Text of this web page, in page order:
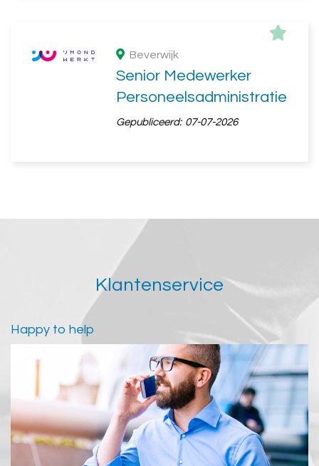
Beverwijk
Senior Medewerker
Personeelsadministratie
Gepubliceerd: 07-07-2026
Klantenservice
Happy to help